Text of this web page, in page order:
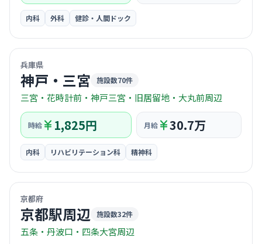
内科 外科 健診・人間ドック
兵庫県
神戸・三宮 施設数70件
三宮・花時計前・神戸三宮・旧居留地・大丸前周辺
時給 1,825円 月給 30.7万
内科 リハビリテーション科 精神科
京都府
京都駅周辺 施設数32件
五条・丹波口・四条大宮周辺